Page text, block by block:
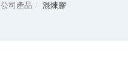
公司產品 混煉膠